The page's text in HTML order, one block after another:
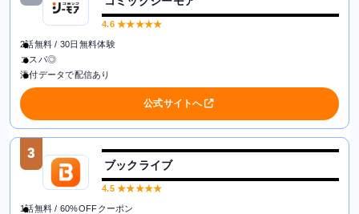
4.6★★★★★
2話無料 / 30日無料体験
コスパ◎
添付データで配信あり
公式サイトへ
3
ブックライブ
4.5★★★★★
1話無料 / 60%OFFクーポン